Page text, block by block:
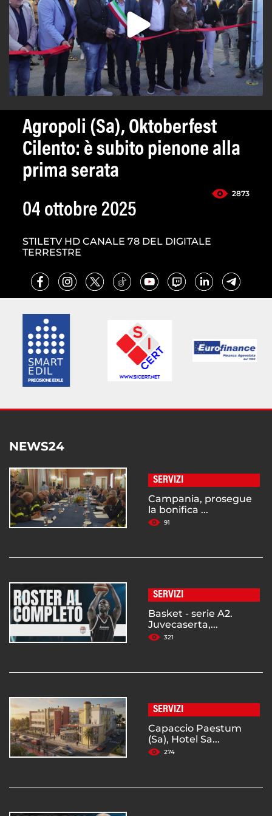
Agropoli (Sa), Oktoberfest
Cilento: è subito pienone alla
prima serata
2873
04 ottobre 2025
STILETV HD CANALE 78 DEL DIGITALE
TERRESTRE
NEWS24
SERVIZI
Campania, prosegue
la bonifica ...
91
SERVIZI
Basket - serie A2.
Juvecaserta,...
321
SERVIZI
Capaccio Paestum
(Sa), Hotel Sa...
274